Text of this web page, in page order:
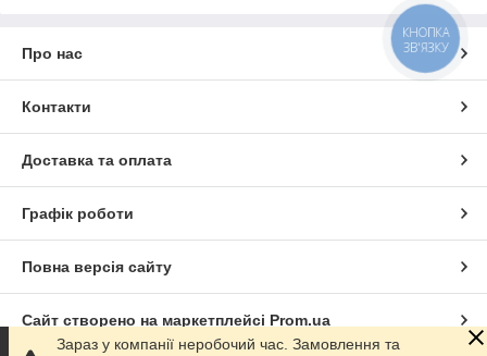
Про нас
Контакти
Доставка та оплата
Графік роботи
Повна версія сайту
Сайт створено на маркетплейсі Prom.ua
Зараз у компанії неробочий час. Замовлення та
КНОПКА
ЗВ'ЯЗКУ